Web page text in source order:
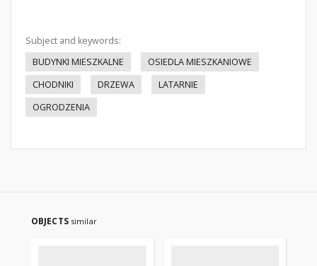
Subject and keywords:
BUDYNKI MIESZKALNE
OSIEDLA MIESZKANIOWE
CHODNIKI
DRZEWA
LATARNIE
OGRODZENIA
OBJECTS similar